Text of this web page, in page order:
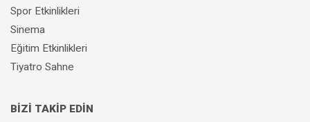
Spor Etkinlikleri
Sinema
Eğitim Etkinlikleri
Tiyatro Sahne
BİZİ TAKİP EDİN